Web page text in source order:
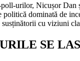
urilor, Nicușor
dominată de
cu viziuni
SE